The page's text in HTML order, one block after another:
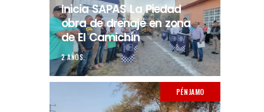
Inicia SAPAS La Piedad
obra de drenaje en zona
de El Camichín
2 AÑOS.
PÉNJAMO